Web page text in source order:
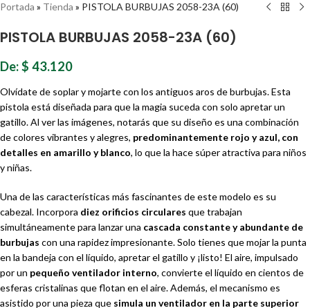
Portada » Tienda » PISTOLA BURBUJAS 2058-23A (60)
PISTOLA BURBUJAS 2058-23A (60)
De:$ 43.120
Olvídate de soplar y mojarte con los antiguos aros de burbujas. Esta
pistola está diseñada para que la magia suceda con solo apretar un
gatillo. Al ver las imágenes, notarás que su diseño es una combinación
de colores vibrantes y alegres, predominantemente rojo y azul, con
detalles en amarillo y blanco, lo que la hace súper atractiva para niños
y niñas.
Una de las características más fascinantes de este modelo es su
cabezal. Incorpora diez orificios circulares que trabajan
simultáneamente para lanzar una cascada constante y abundante de
burbujas con una rapidez impresionante. Solo tienes que mojar la punta
en la bandeja con el líquido, apretar el gatillo y ¡listo! El aire, impulsado
por un pequeño ventilador interno, convierte el líquido en cientos de
esferas cristalinas que flotan en el aire. Además, el mecanismo es
asistido por una pieza que simula un ventilador en la parte superior